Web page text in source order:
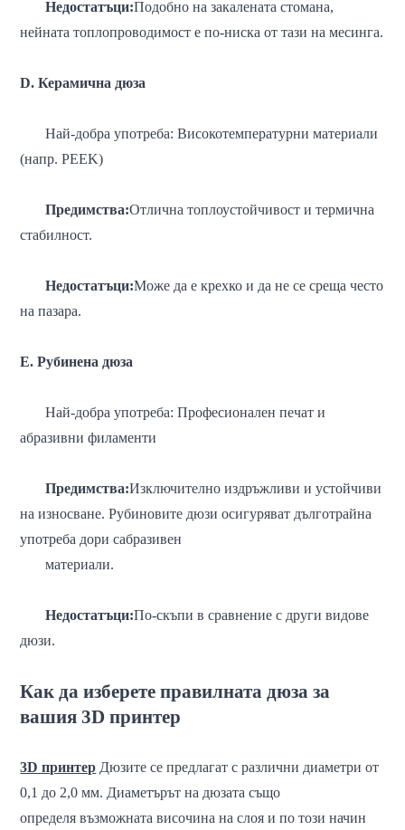
Недостатъци:Подобно на закалената стомана,
нейната топлопроводимост е по-ниска от тази на месинга.
D. Керамична дюза
Най-добра употреба: Високотемпературни материали
(напр. PEEK)
Предимства:Отлична топлоустойчивост и термична
стабилност.
Недостатъци:Може да е крехко и да не се среща често
на пазара.
E. Рубинена дюза
Най-добра употреба: Професионален печат и
абразивни филаменти
Предимства:Изключително издръжливи и устойчиви
на износване. Рубиновите дюзи осигуряват дълготрайна
употреба дори сабразивен
материали.
Недостатъци:По-скъпи в сравнение с други видове
дюзи.
Как да изберете правилната дюза за
вашия 3D принтер
3D принтер Дюзите се предлагат с различни диаметри от
0,1 до 2,0 мм. Диаметърът на дюзата също
определя възможната височина на слоя и по този начин